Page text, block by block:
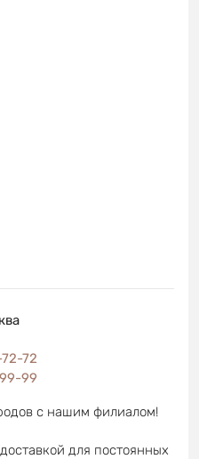
72
99
с нашим филиалом!
для постоянных